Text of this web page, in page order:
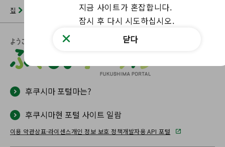
집 후쿠시마 포털 해당 페이지를 찾을 수 없습니다.
후쿠시마 포털마는?
후쿠시마현 포털 사이트 일람
이용 약관상표·라이센스개인 정보 보호 정책개발자용 API 포털
지금 사이트가 혼잡합니다.
잠시 후 다시 시도하십시오.
닫다